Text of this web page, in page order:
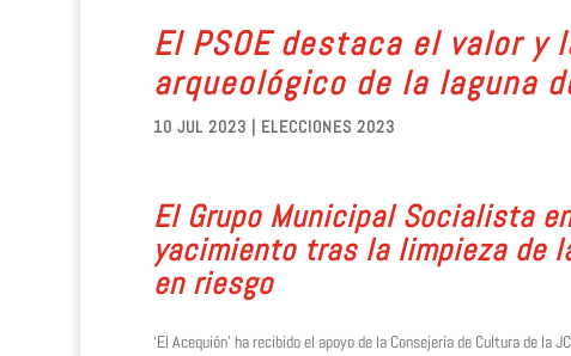
El PSOE destaca el valor
arqueológico de la laguna
10 JUL 2023 | ELECCIONES 2023
El Grupo Municipal Socialista
yacimiento tras la limpieza de
en riesgo
‘El Acequión’ ha recibido el apoyo de la Consejería de Cultura de